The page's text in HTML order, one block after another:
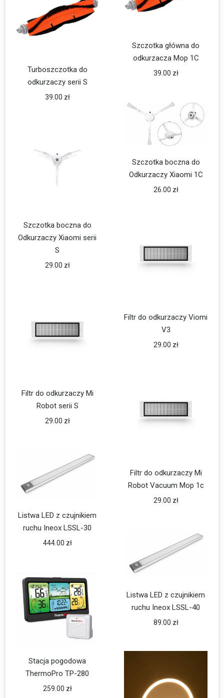
Szczotka główna do
odkurzacza Mop 1C
39.00 zł
Turboszczotka do
odkurzaczy serii S
39.00 zł
Szczotka boczna do
Odkurzaczy Xiaomi 1C
26.00 zł
Szczotka boczna do
Odkurzaczy Xiaomi serii
S
29.00 zł
Filtr do odkurzaczy Viomi
V3
29.00 zł
Filtr do odkurzaczy Mi
Robot serii S
29.00 zł
Filtr do odkurzaczy Mi
Robot Vacuum Mop 1c
29.00 zł
Listwa LED z czujnikiem
ruchu Ineox LSSL-30
444.00 zł
Listwa LED z czujnikiem
ruchu Ineox LSSL-40
89.00 zł
Stacja pogodowa
ThermoPro TP-280
259.00 zł